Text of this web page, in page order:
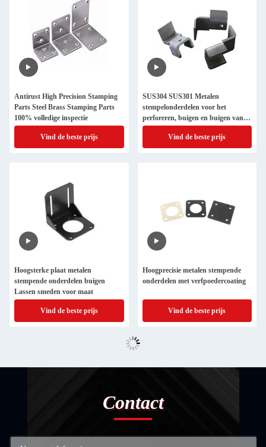
Antirust High Precision Stamping
Parts Steel Brass Stamping Parts
100% volledige inspectie
Vind de beste prijs
SUS304 SUS301 Metalen
stempelonderdelen voor het
perforeren, buigen en buigen van
staal
Vind de beste prijs
Hoogsterke plaat metalen
stempende onderdelen buigen
Lassen smeden voor maat
Vind de beste prijs
Hoogprecisie metalen stempende
onderdelen met verfpoedercoating
Vind de beste prijs
Contact